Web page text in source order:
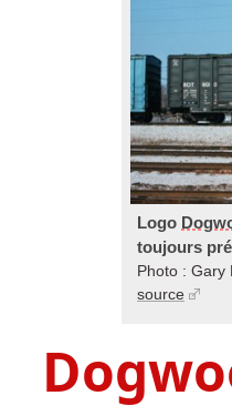
Logo
toujours
Photo : Gary
source